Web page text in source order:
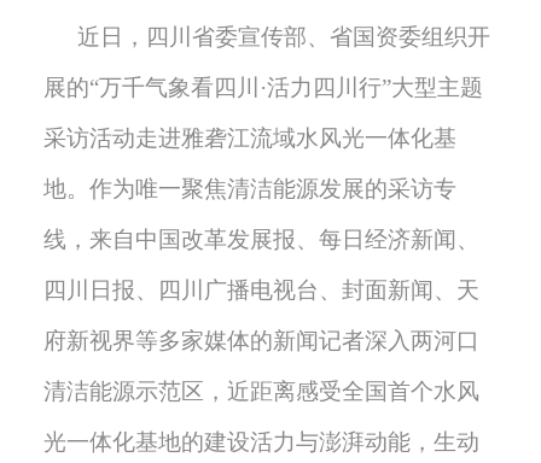
近日，四川省委宣传部、省国资委组织开
展的“万千气象看四川·活力四川行”大型主题
采访活动走进雅砻江流域水风光一体化基
地。作为唯一聚焦清洁能源发展的采访专
线，来自中国改革发展报、每日经济新闻、
四川日报、四川广播电视台、封面新闻、天
府新视界等多家媒体的新闻记者深入两河口
清洁能源示范区，近距离感受全国首个水风
光一体化基地的建设活力与澎湃动能，生动